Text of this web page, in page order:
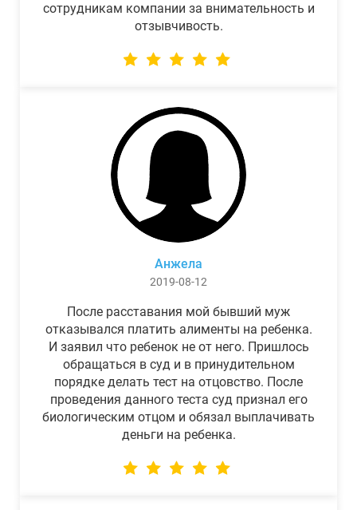
сотрудникам компании за внимательность и
отзывчивость.
Анжела
2019-08-12
После расставания мой бывший муж
отказывался платить алименты на ребенка.
И заявил что ребенок не от него. Пришлось
обращаться в суд и в принудительном
порядке делать тест на отцовство. После
проведения данного теста суд признал его
биологическим отцом и обязал выплачивать
деньги на ребенка.